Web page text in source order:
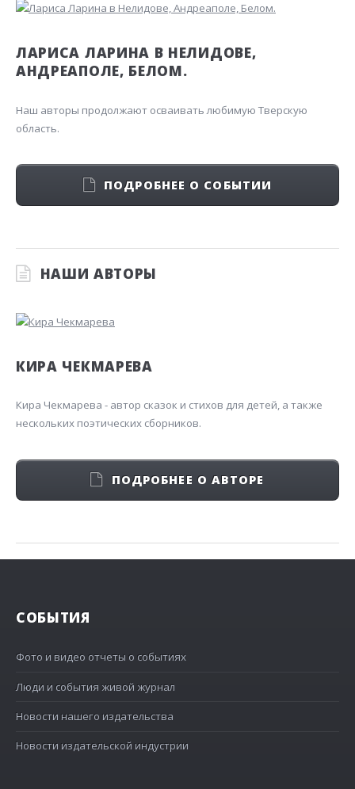
ЛАРИСА ЛАРИНА В НЕЛИДОВЕ,
АНДРЕАПОЛЕ, БЕЛОМ.
Наш авторы продолжают осваивать любимую Тверскую
область.
ПОДРОБНЕЕ О СОБЫТИИ
НАШИ АВТОРЫ
КИРА ЧЕКМАРЕВА
Кира Чекмарева - автор сказок и стихов для детей, а также
нескольких поэтических сборников.
ПОДРОБНЕЕ О АВТОРЕ
СОБЫТИЯ
Фото и видео отчеты о событиях
Люди и события живой журнал
Новости нашего издательства
Новости издательской индустрии